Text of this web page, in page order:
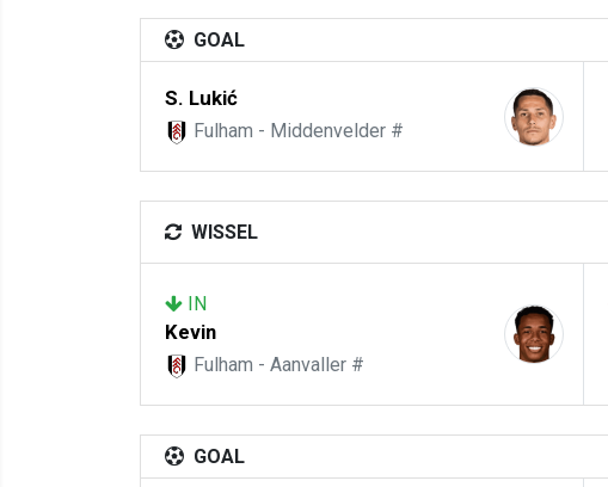
GOAL
S. Lukić
Fulham - Middenvelder #
WISSEL
IN
Kevin
Fulham - Aanvaller #
GOAL